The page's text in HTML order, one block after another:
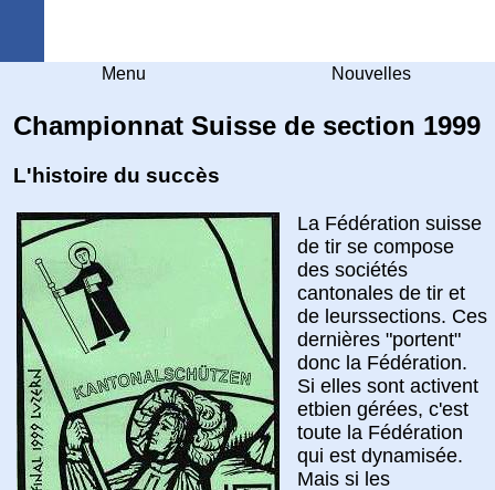
Menu Nouvelles
Championnat Suisse de section 1999
L'histoire du succès
La Fédération suisse
de tir se compose
des sociétés
cantonales de tir et
de leurssections. Ces
dernières "portent"
donc la Fédération.
Si elles sont activent
etbien gérées, c'est
toute la Fédération
qui est dynamisée.
Mais si les